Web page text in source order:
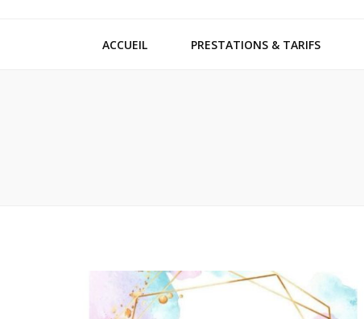
ACCUEIL PRESTATIONS & TARIFS